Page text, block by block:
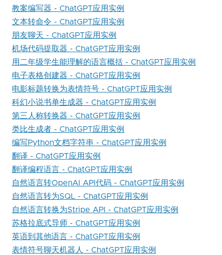
教案编写器 - ChatGPT应用实例
文本转命令 - ChatGPT应用实例
朋友聊天 - ChatGPT应用实例
机场代码提取器 - ChatGPT应用实例
用二年级学生能理解的语言概括 - ChatGPT应用实例
电子表格创建器 - ChatGPT应用实例
电影标题转换为表情符号 - ChatGPT应用实例
科幻小说书单生成器 - ChatGPT应用实例
第三人称转换器 - ChatGPT应用实例
类比生成者 - ChatGPT应用实例
编写Python文档字符串 - ChatGPT应用实例
翻译 - ChatGPT应用实例
翻译编程语言 - ChatGPT应用实例
自然语言转OpenAI API代码 - ChatGPT应用实例
自然语言转为SQL - ChatGPT应用实例
自然语言转换为Stripe API - ChatGPT应用实例
苏格拉底式导师 - ChatGPT应用实例
英语到其他语言 - ChatGPT应用实例
表情符号聊天机器人 - ChatGPT应用实例